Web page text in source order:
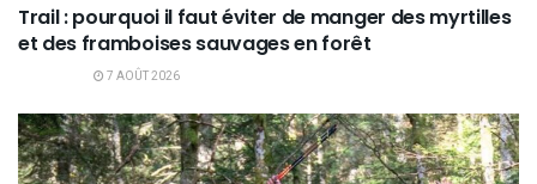
Trail : pourquoi il faut éviter de manger des myrtilles
et des framboises sauvages en forêt
7 AOÛT 2026